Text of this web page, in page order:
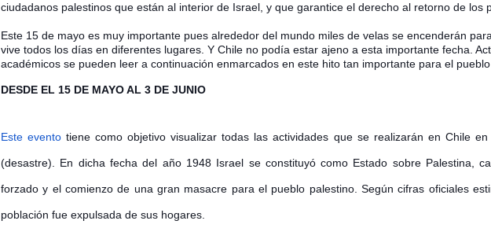
ciudadanos palestinos que están al interior de Israel, y que garantice el derecho al retorno de los
Este 15 de mayo es muy importante pues alrededor del mundo miles de velas se encenderán
vive todos los días en diferentes lugares. Y Chile no podía estar ajeno a esta importante fecha.
académicos se pueden leer a continuación enmarcados en este hito tan importante para el pueblo
DESDE EL 15 DE MAYO AL 3 DE JUNIO
Este evento tiene como objetivo visualizar todas las actividades que se realizarán en Chile
(desastre). En dicha fecha del año 1948 Israel se constituyó como Estado sobre Palestina,
forzado y el comienzo de una gran masacre para el pueblo palestino. Según cifras oficiales
población fue expulsada de sus hogares.